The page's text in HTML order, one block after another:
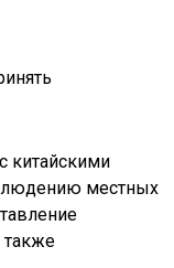
китайскими
местных
также